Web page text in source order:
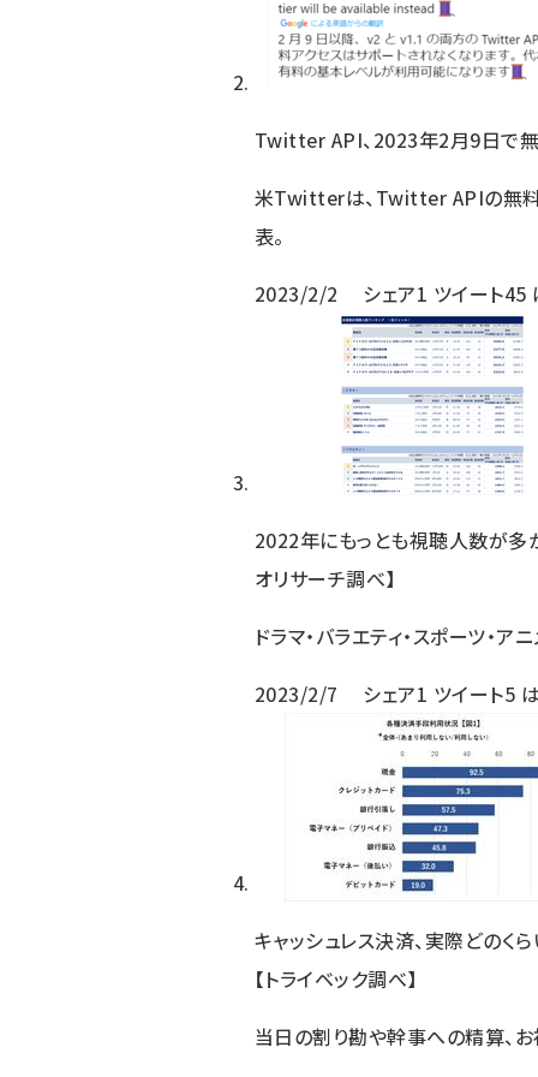
Twitter API、2023年2月9日で
米Twitterは、Twitter APIの無料
表。
2023/2/2
シェア1 ツイート45
2022年にもっとも視聴人数が多
オリサーチ調べ】
ドラマ・バラエティ・スポーツ・
2023/2/7
シェア1 ツイート5
キャッシュレス決済、実際どのく
【トライベック調べ】
当日の割り勘や幹事への精算、